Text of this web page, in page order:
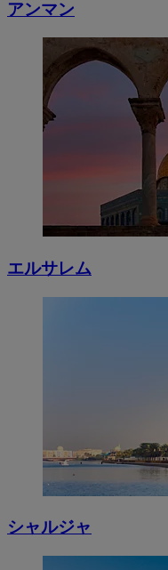
アンマン
エルサレム
シャルジャ